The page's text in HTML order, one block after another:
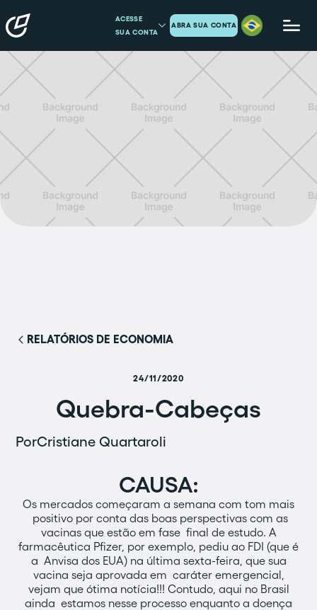
ACESSE
SUA CONTA
ABRA SUA CONTA
RELATÓRIOS DE ECONOMIA
24/11/2020
Quebra-Cabeças
PorCristiane Quartaroli
CAUSA:
Os mercados começaram a semana com tom mais
positivo por conta das boas perspectivas com as
vacinas que estão em fase final de estudo. A
farmacêutica Pfizer, por exemplo, pediu ao FDI (que é
a Anvisa dos EUA) na última sexta-feira, que sua
vacina seja aprovada em caráter emergencial,
vejam que ótima notícia!!! Contudo, aqui no Brasil
ainda estamos nesse processo enquanto a doença